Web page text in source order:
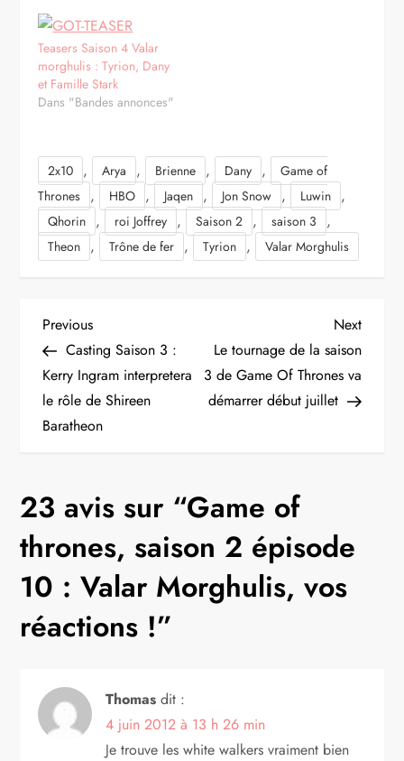
Teasers Saison 4 Valar
morghulis : Tyrion, Dany
et Famille Stark
Dans "Bandes annonces"
2x10 , Arya , Brienne , Dany ,
Game of
Thrones , HBO , Jaqen , Jon Snow , Luwin ,
Qhorin , roi Joffrey , Saison 2 , saison 3 ,
Theon , Trône de fer , Tyrion , Valar Morghulis
N
a
v
g
a
t
i
n
Previous
Post
Previous
Casting Saison 3 :
Kerry Ingram interpretera
le rôle de Shireen
Baratheon
Next
Post
Next
Le tournage de la saison
3 de Game Of Thrones va
démarrer début juillet
23 avis sur “Game of
thrones, saison 2 épisode
10 : Valar Morghulis, vos
réactions !”
Thomas dit :
4 juin 2012 à 13 h 26 min
Je trouve les white walkers vraiment bien